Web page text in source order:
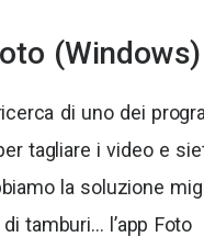
(Windows)
di uno dei
tagliare i video e
la soluzione
tamburi… l’app Foto